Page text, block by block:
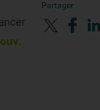
.
Partager